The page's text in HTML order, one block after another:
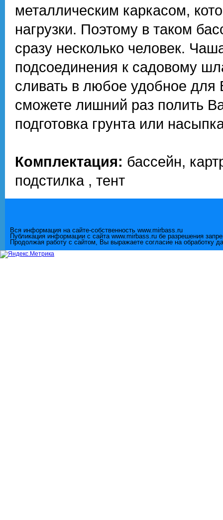
металлическим каркасом,
нагрузки. Поэтому в таком
сразу несколько человек.
подсоединения к садовому
сливать в любое удобное для
сможете лишний раз полить
подготовка грунта или
Комплектация: бассейн,
подстилка , тент
Вся информация на сайте-собственность www.mirbass.ru
Публикация информации с сайта www.mirbass.ru бе разрешения
Продолжая работу с сайтом, Вы выражаете согласие на обработку